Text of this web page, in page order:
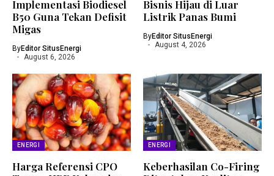
Implementasi Biodiesel
B50 Guna Tekan Defisit
Migas
ByEditor SitusEnergi
August 6, 2026
Bisnis Hijau di Luar
Listrik Panas Bumi
ByEditor SitusEnergi
August 4, 2026
ENERGI
Harga Referensi CPO
ENERGI
Keberhasilan Co-Firing